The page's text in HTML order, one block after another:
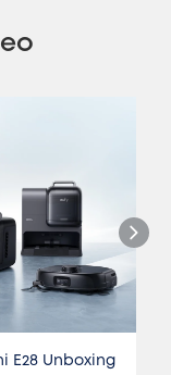
E28 Unboxing